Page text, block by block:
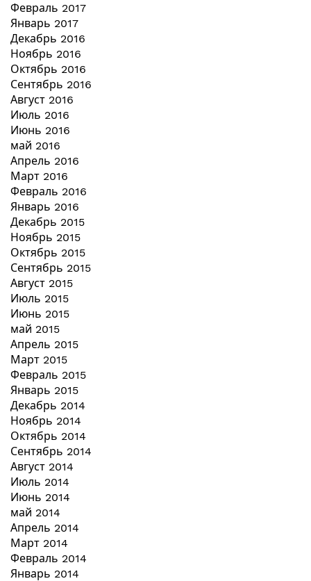
Февраль 2017
Январь 2017
Декабрь 2016
Ноябрь 2016
Октябрь 2016
Сентябрь 2016
Август 2016
Июль 2016
Июнь 2016
май 2016
Апрель 2016
Март 2016
Февраль 2016
Январь 2016
Декабрь 2015
Ноябрь 2015
Октябрь 2015
Сентябрь 2015
Август 2015
Июль 2015
Июнь 2015
май 2015
Апрель 2015
Март 2015
Февраль 2015
Январь 2015
Декабрь 2014
Ноябрь 2014
Октябрь 2014
Сентябрь 2014
Август 2014
Июль 2014
Июнь 2014
май 2014
Апрель 2014
Март 2014
Февраль 2014
Январь 2014